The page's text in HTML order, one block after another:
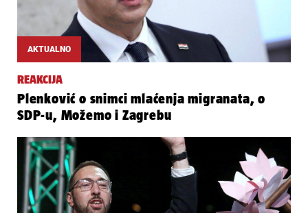
AKTUALNO
REAKCIJA
Plenković o snimci mlaćenja migranata, o
SDP-u, Možemo i Zagrebu